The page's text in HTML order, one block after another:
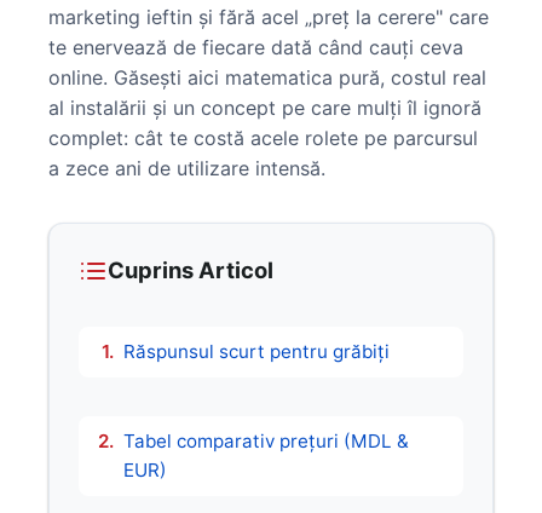
marketing ieftin și fără acel „preț la cerere" care
te enervează de fiecare dată când cauți ceva
online. Găsești aici matematica pură, costul real
al instalării și un concept pe care mulți îl ignoră
complet: cât te costă acele rolete pe parcursul
a zece ani de utilizare intensă.
Cuprins Articol
Răspunsul scurt pentru grăbiți
Tabel comparativ prețuri (MDL &
EUR)